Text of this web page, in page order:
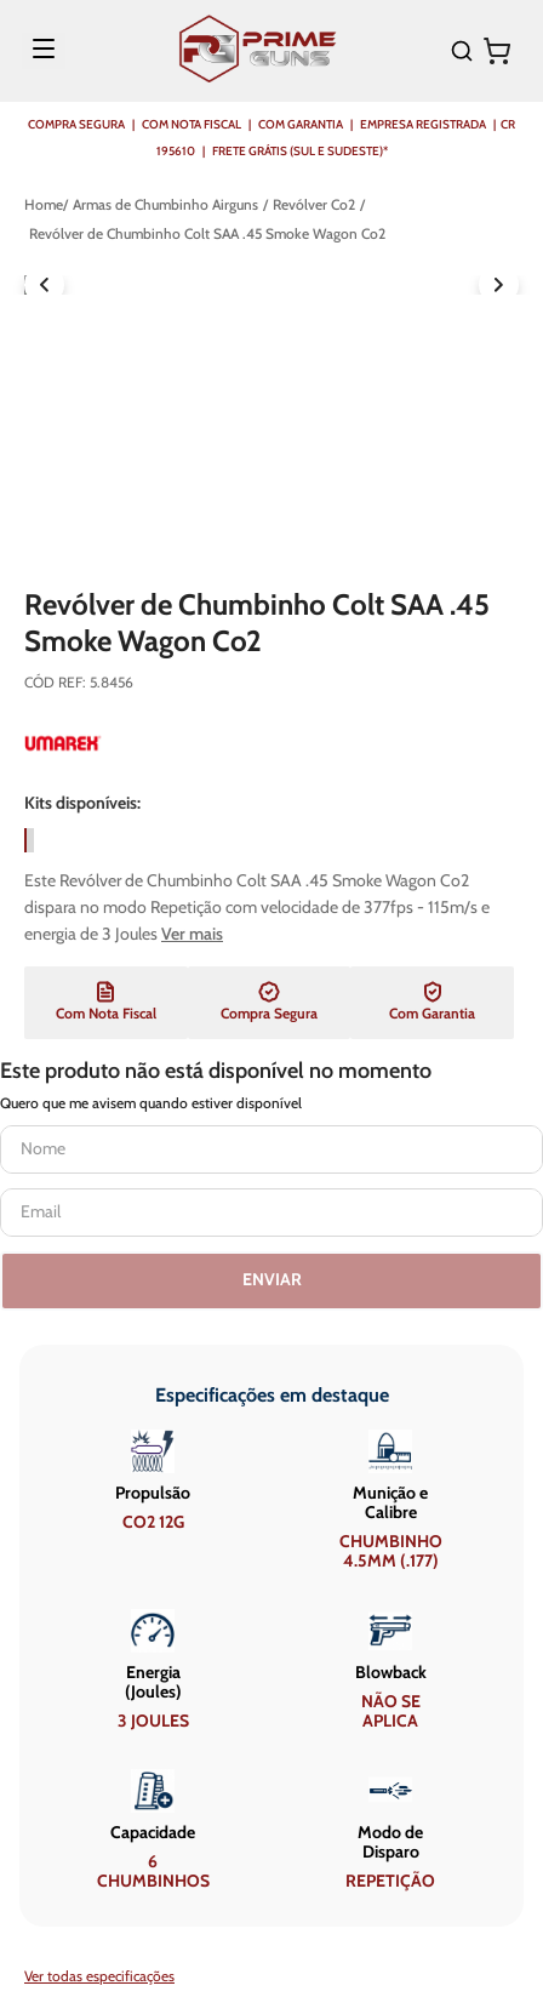
COMPRA SEGURA | COM NOTA FISCAL | COM GARANTIA | EMPRESA REGISTRADA | CR
195610 | FRETE GRÁTIS (SUL E SUDESTE)*
Armas de Chumbinho Airguns
Revólver Co2
Revólver de Chumbinho Colt SAA .45 Smoke Wagon Co2
Revólver de Chumbinho Colt SAA .45
Smoke Wagon Co2
CÓD REF: 5.8456
Kits disponíveis:
Este Revólver de Chumbinho Colt SAA .45 Smoke Wagon Co2
dispara no modo Repetição com velocidade de 377fps - 115m/s e
energia de 3 JoulesVer mais
Com Nota Fiscal Compra Segura Com Garantia
Este produto não está disponível no momento
Quero que me avisem quando estiver disponível
ENVIAR
Especificações em destaque
Propulsão
CO2 12G
Munição e
Calibre
CHUMBINHO
4.5MM (.177)
Energia
(Joules)
3 JOULES
Blowback
NÃO SE
APLICA
Capacidade
6
CHUMBINHOS
Modo de
Disparo
REPETIÇÃO
Ver todas especificações